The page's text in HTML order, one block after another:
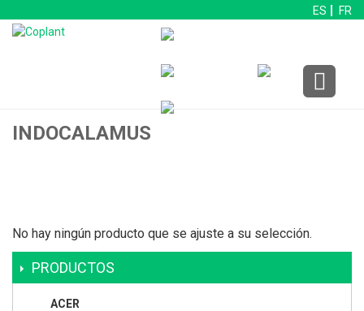
ES FR
INDOCALAMUS
No hay ningún producto que se ajuste a su selección.
PRODUCTOS
ACER